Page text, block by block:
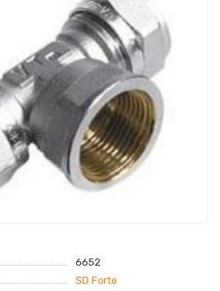
6652
SD Forte